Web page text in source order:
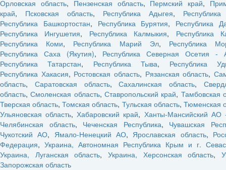
Орловская область, Пензенская область, Пермский край,
край, Псковская область, Республика Адыгея,
Республика Башкортостан, Республика Бурятия, Республика
Республика Ингушетия, Республика Калмыкия, Республика
Республика Коми, Республика Марий Эл, Республика
Республика Саха (Якутия), Республика Северная Осетия -
Республика Татарстан, Республика Тыва, Республика
Республика Хакасия, Ростовская область, Рязанская область,
область, Саратовская область,Сахалинская область,
область,Смоленская область,Ставропольский край, Тамбовская
Тверская область,Томская область, Тульская область, Тюменская
Ульяновская область,Хабаровский край, Ханты-Мансийский
Челябинская область, Чеченская Республика, Чувашская
Чукотский АО, Ямало-Ненецкий АО, Ярославская область,
Федерация, Украина, Автономная Республика Крым и г.
Украина, Луганская область,Украина, Херсонская область,
Запорожская область